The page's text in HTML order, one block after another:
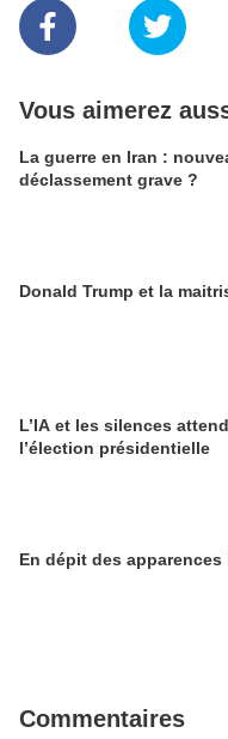
Vous aimerez
La guerre en Iran :
déclassement grave ?
L’IA et les silences
l’élection présidentielle
En dépit des
Commentaires